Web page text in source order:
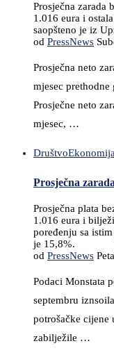
Prosječna zarada
1.016 eura i
saopšteno je iz
od PressNews
Prosječna neto
mjesec
Prosječne neto
mjesec, …
DruštvoEkonomija
Prosječna
Prosječna plata
1.016 eura i
poređenju sa
je 15,8%.
od PressNews
Podaci Monstata
septembru
potrošačke cijene
zabilježile …